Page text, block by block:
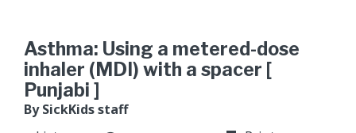
Asthma: Using a metered-dose
inhaler (MDI) with a spacer [
Punjabi ]
By SickKids staff